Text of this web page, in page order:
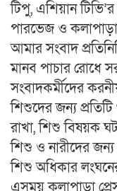
টিপু, এশিয়ান
পারভেজ ও কলাপাড়া
আমার সংবাদ
মানব পাচার রোধে
সংবাদকর্মীদের
শিশুদের জন্য প্রতিটি
রাখা, শিশু বিষয়ক
শিশু ও নারীদের
শিশু অধিকার
এসময় কলাপাড়া